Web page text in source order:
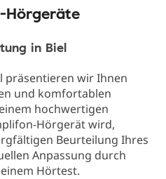
Hörgeräte
in Biel
präsentieren wir Ihnen
und komfortablen
hochwertigen
Hörgerät wird,
Beurteilung Ihres
Anpassung durch
Hörtest.